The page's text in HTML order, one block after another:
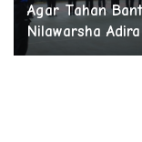
Agar Tahan
Nilawarsha Adira